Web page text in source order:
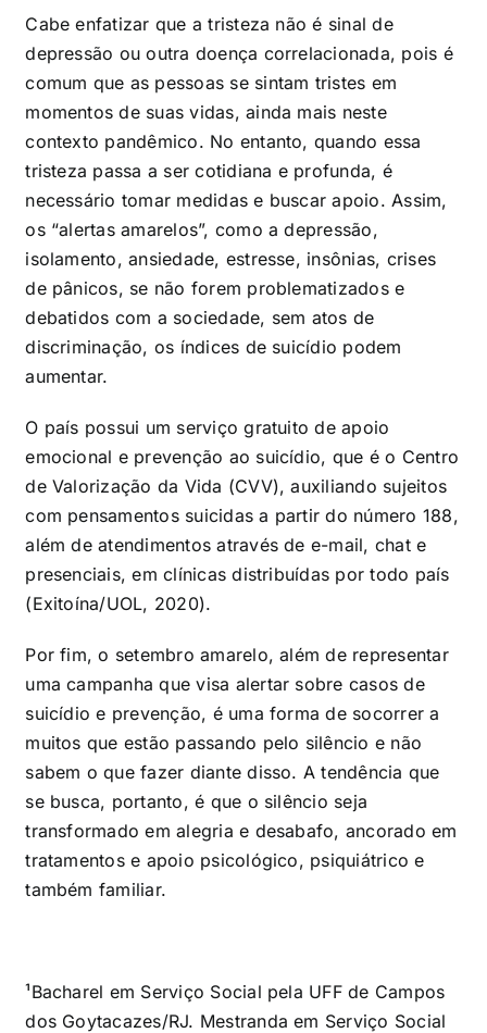
Cabe enfatizar que a tristeza não é sinal de
depressão ou outra doença correlacionada, pois é
comum que as pessoas se sintam tristes em
momentos de suas vidas, ainda mais neste
contexto pandêmico. No entanto, quando essa
tristeza passa a ser cotidiana e profunda, é
necessário tomar medidas e buscar apoio. Assim,
os “alertas amarelos”, como a depressão,
isolamento, ansiedade, estresse, insônias, crises
de pânicos, se não forem problematizados e
debatidos com a sociedade, sem atos de
discriminação, os índices de suicídio podem
aumentar.
O país possui um serviço gratuito de apoio
emocional e prevenção ao suicídio, que é o Centro
de Valorização da Vida (CVV), auxiliando sujeitos
com pensamentos suicidas a partir do número 188,
além de atendimentos através de e-mail, chat e
presenciais, em clínicas distribuídas por todo país
(Exitoína/UOL, 2020).
Por fim, o setembro amarelo, além de representar
uma campanha que visa alertar sobre casos de
suicídio e prevenção, é uma forma de socorrer a
muitos que estão passando pelo silêncio e não
sabem o que fazer diante disso. A tendência que
se busca, portanto, é que o silêncio seja
transformado em alegria e desabafo, ancorado em
tratamentos e apoio psicológico, psiquiátrico e
também familiar.
¹Bacharel em Serviço Social pela UFF de Campos
dos Goytacazes/RJ. Mestranda em Serviço Social